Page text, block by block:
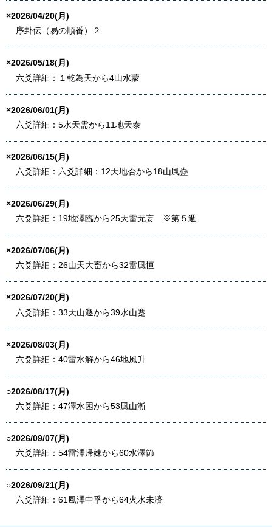
×2026/04/20(月)
序卦伝（易の順番）２
×2026/05/18(月)
六爻詳細：１乾為天から4山水蒙
×2026/06/01(月)
六爻詳細：5水天需から11地天泰
×2026/06/15(月)
六爻詳細：六爻詳細：12天地否から18山風蠱
×2026/06/29(月)
六爻詳細：19地澤臨から25天雷无妄 ※第５週
×2026/07/06(月)
六爻詳細：26山天大畜から32雷風恒
×2026/07/20(月)
六爻詳細：33天山遯から39水山蹇
×2026/08/03(月)
六爻詳細：40雷水解から46地風升
○2026/08/17(月)
六爻詳細：47澤水困から53風山漸
○2026/09/07(月)
六爻詳細：54雷澤帰妹から60水澤節
○2026/09/21(月)
六爻詳細：61風澤中孚から64火水未済